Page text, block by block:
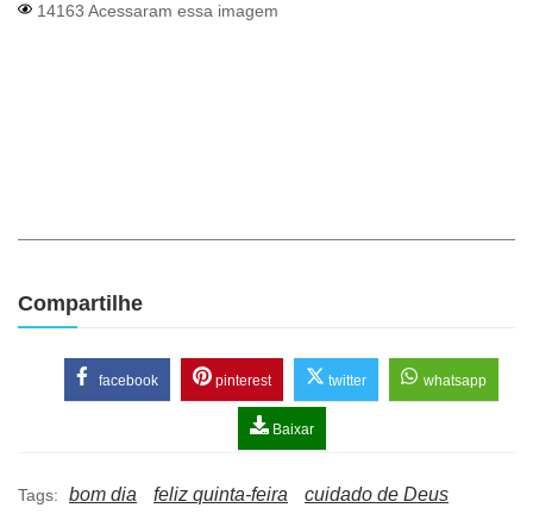
14163 Acessaram essa imagem
Compartilhe
facebook pinterest twitter whatsapp
Baixar
Tags: bom dia feliz quinta-feira
cuidado de Deus